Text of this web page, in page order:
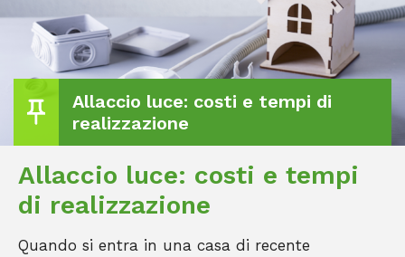
Allaccio luce: costi e tempi di
realizzazione
Allaccio luce: costi e tempi
di realizzazione
Quando si entra in una casa di recente